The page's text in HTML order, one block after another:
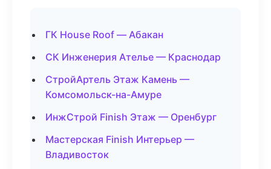
ГК House Roof — Абакан
СК Инженерия Ателье — Краснодар
СтройАртель Этаж Камень —
Комсомольск-на-Амуре
ИнжСтрой Finish Этаж — Оренбург
Мастерская Finish Интерьер —
Владивосток